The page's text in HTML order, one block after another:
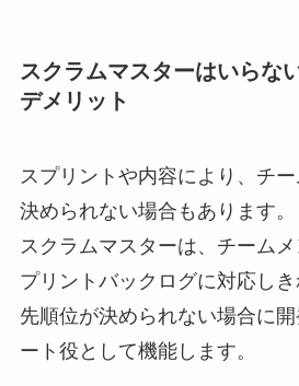
スクラムマスターはいらな
デメリット
スプリントや内容により、チ
決められない場合もあります。
スクラムマスターは、チーム
プリントバックログに対応し
先順位が決められない場合に
ート役として機能します。